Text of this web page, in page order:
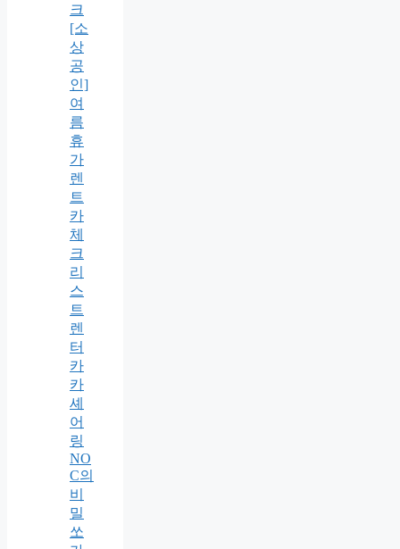
크
[소
상
공
인]
여
름
휴
가
렌
트
카
체
크
리
스
트
렌
터
카
카
셰
어
링
NO
C의
비
밀
쏘